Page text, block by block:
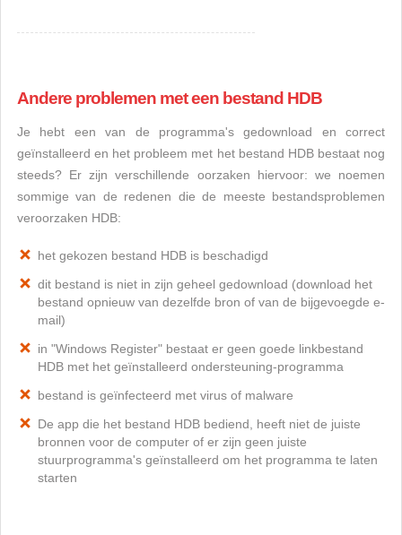
Andere problemen met een bestand HDB
Je hebt een van de programma's gedownload en correct
geïnstalleerd en het probleem met het bestand HDB bestaat nog
steeds? Er zijn verschillende oorzaken hiervoor: we noemen
sommige van de redenen die de meeste bestandsproblemen
veroorzaken HDB:
het gekozen bestand HDB is beschadigd
dit bestand is niet in zijn geheel gedownload (download het
bestand opnieuw van dezelfde bron of van de bijgevoegde e-
mail)
in "Windows Register" bestaat er geen goede linkbestand
HDB met het geïnstalleerd ondersteuning-programma
bestand is geïnfecteerd met virus of malware
De app die het bestand HDB bediend, heeft niet de juiste
bronnen voor de computer of er zijn geen juiste
stuurprogramma's geïnstalleerd om het programma te laten
starten